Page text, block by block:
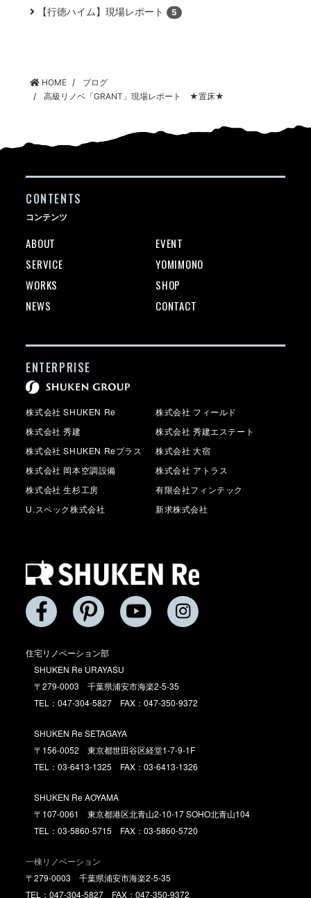
【行徳ハイム】現場レポート 5
HOME
ブログ
高級リノベ「GRANT」現場レポート ★置床★
住宅リノベーション部
SHUKEN Re URAYASU
〒279-0003 千葉県浦安市海楽2-5-35
TEL：047-304-5827 FAX：047-350-9372
SHUKEN Re SETAGAYA
〒156-0052 東京都世田谷区経堂1-7-9-1F
TEL：03-6413-1325 FAX：03-6413-1326
SHUKEN Re AOYAMA
〒107-0061 東京都港区北青山2-10-17 SOHO北青山104
TEL：03-5860-5715 FAX：03-5860-5720
一棟リノベーション
〒279-0003 千葉県浦安市海楽2-5-35
TEL：047-304-5827 FAX：047-350-9372
CONTENTS
コンテンツ
ABOUT
EVENT
SERVICE
YOMIMONO
WORKS
SHOP
NEWS
CONTACT
ENTERPRISE
株式会社 SHUKEN Re
株式会社 フィールド
株式会社 秀建
株式会社 秀建エステート
株式会社 SHUKEN Reプラス
株式会社 大宿
株式会社 岡本空調設備
株式会社 アトラス
株式会社 生杉工房
有限会社フィンテック
U.スペック株式会社
新求株式会社